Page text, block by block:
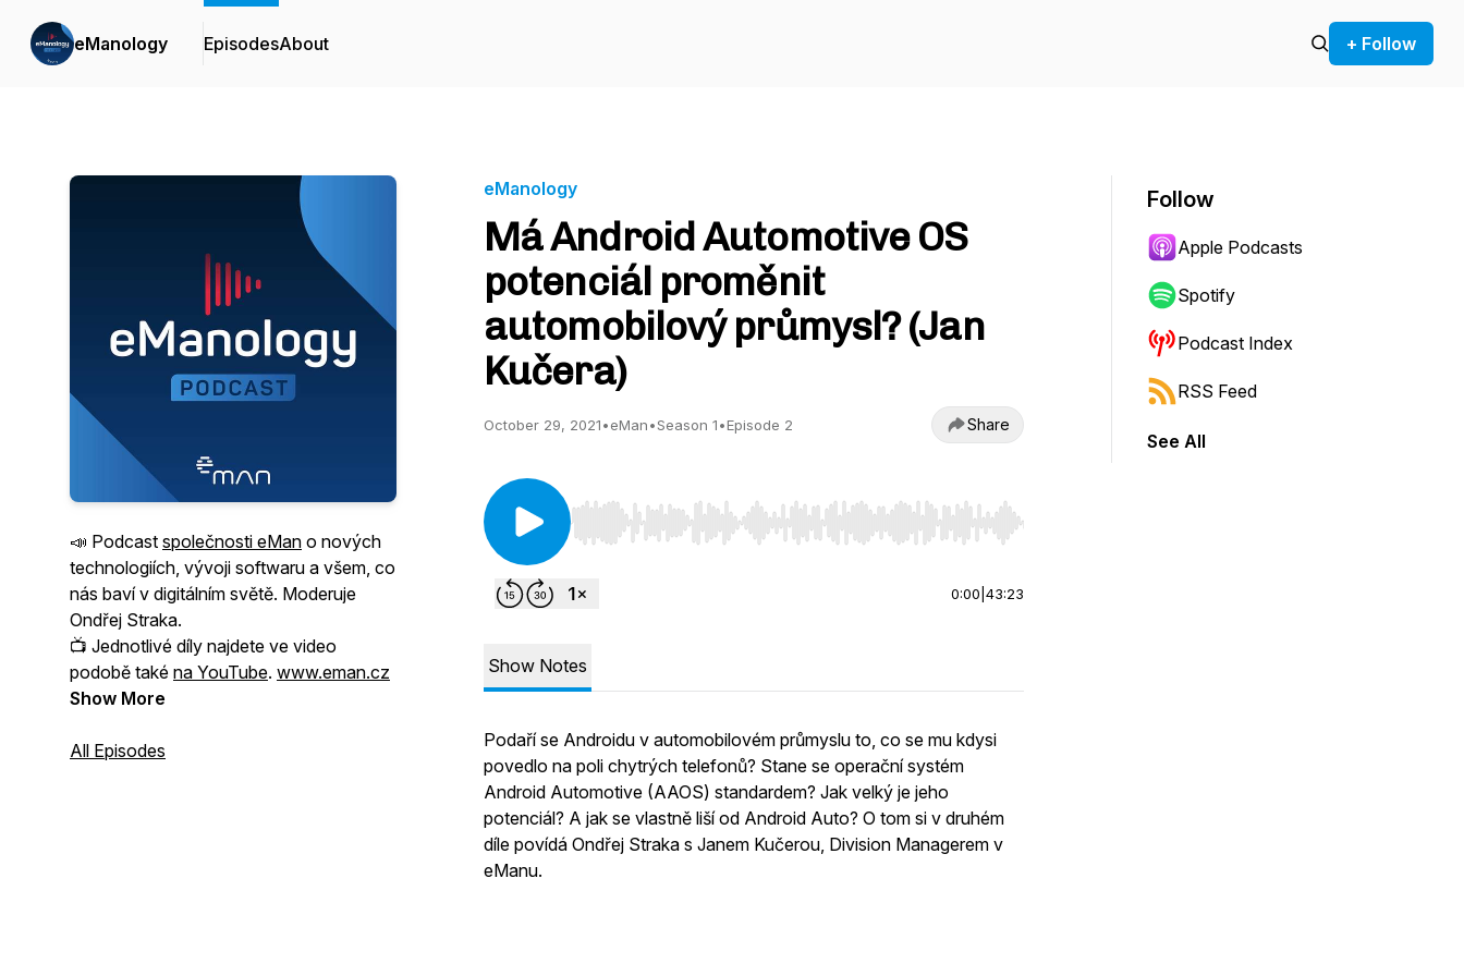
eManology EpisodesAbout + Follow
📣 Podcast společnosti eMan o nových
technologiích, vývoji softwaru a všem, co
nás baví v digitálním světě. Moderuje
Ondřej Straka.
📺 Jednotlivé díly najdete ve video
podobě také na YouTube. www.eman.cz
Show More
All Episodes
eManology
Má Android Automotive OS
potenciál proměnit
automobilový průmysl? (Jan
Kučera)
October 29, 2021•eMan•Season 1•Episode 2 Share
Use Left/Right to seek, Home/End to jump to start or end. Hold shift to jump forward or backward.
0:00 43:23
Show Notes
Podaří se Androidu v automobilovém průmyslu to, co se mu kdysi
povedlo na poli chytrých telefonů? Stane se operační systém
Android Automotive (AAOS) standardem? Jak velký je jeho
potenciál? A jak se vlastně liší od Android Auto? O tom si v druhém
díle povídá Ondřej Straka s Janem Kučerou, Division Managerem v
eManu.
Follow
Apple Podcasts
Spotify
Podcast Index
RSS Feed
See All